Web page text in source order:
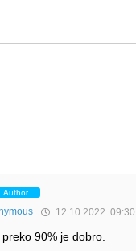
Author
12.10.2022. 09:30
90% je dobro.